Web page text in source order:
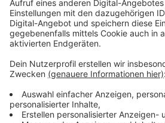
Studenten reichen
wartende Personen
Anzeige
Chaos. In letzter Konsequenz hat
irgendwie mit Corona zu tun. Die